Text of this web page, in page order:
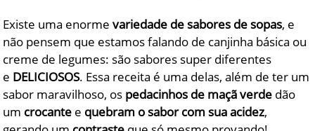
Existe uma enormevariedade de sabores de sopas, e
não pensem que estamos falando de canjinha básica ou
creme de legumes: são sabores super diferentes
e DELICIOSOS. Essa receita é uma delas, além de ter um
sabor maravilhoso, os pedacinhos de maçã verde dão
um crocante e quebram o sabor com sua acidez,